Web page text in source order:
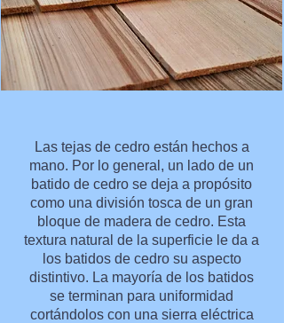
Las tejas de cedro están hechos a
mano. Por lo general, un lado de un
batido de cedro se deja a propósito
como una división tosca de un gran
bloque de madera de cedro. Esta
textura natural de la superficie le da a
los batidos de cedro su aspecto
distintivo. La mayoría de los batidos
se terminan para uniformidad
cortándolos con una sierra eléctrica